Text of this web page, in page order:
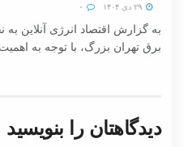
به گزارش اقتصاد انرژی آنلاین به
برق تهران بزرگ، با توجه به
دیدگاهتان را بنویسید